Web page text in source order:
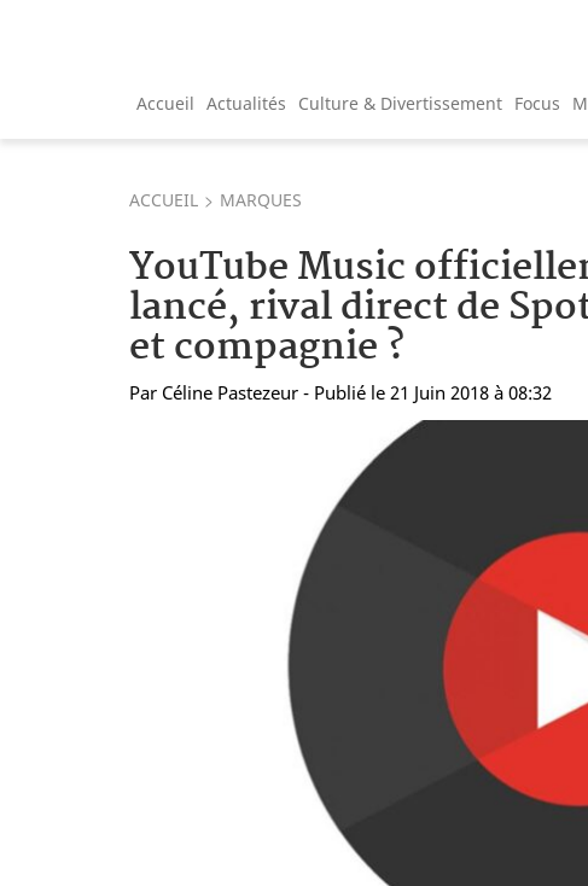
Accueil Actualités Culture & Divertissement Focus
ACCUEIL MARQUES
YouTube Music
lancé, rival direct de
et compagnie ?
Par Céline Pastezeur - Publié le 21 Juin 2018 à 08:32